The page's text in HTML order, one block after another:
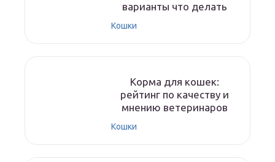
варианты что делать
Кошки
Корма для кошек:
рейтинг по качеству и
мнению ветеринаров
Кошки